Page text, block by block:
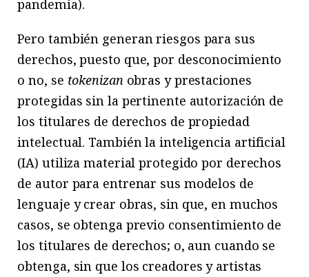
pandemia).
Pero también generan riesgos para sus
derechos, puesto que, por desconocimiento
o no, se tokenizan obras y prestaciones
protegidas sin la pertinente autorización de
los titulares de derechos de propiedad
intelectual. También la inteligencia artificial
(IA) utiliza material protegido por derechos
de autor para entrenar sus modelos de
lenguaje y crear obras, sin que, en muchos
casos, se obtenga previo consentimiento de
los titulares de derechos; o, aun cuando se
obtenga, sin que los creadores y artistas